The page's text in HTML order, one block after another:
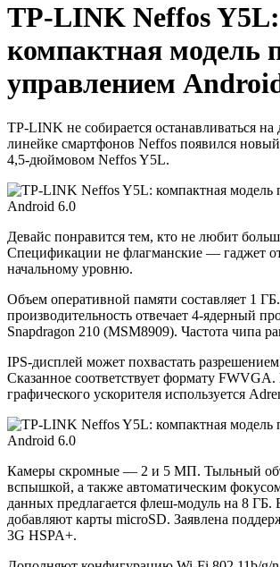
TP-LINK Neffos Y5L:
компактная модель
управлением
TP-LINK не собирается останавливаться
линейке смартфонов Neffos появился
4,5-дюймовом Neffos Y5L.
Девайс понравится тем, кто не любит
Спецификации не флагманские — гаджет
начальному уровню.
Объем оперативной памяти составляет 1
производительность отвечает 4-ядерный
Snapdragon 210 (MSM8909). Частота чипа
IPS-дисплей может похвастать
Сказанное соответствует формату FWVGA.
графического ускорителя используется
Камеры скромные — 2 и 5 МП. Тыльный
вспышкой, а также автоматическим
данных предлагается флеш-модуль на 8
добавляют карты microSD. Заявлена
3G HSPA+.